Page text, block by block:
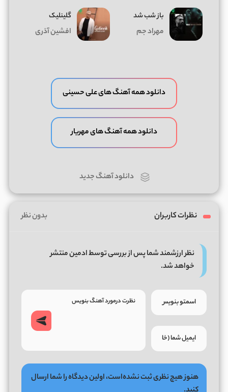
باز شب شد
مهراد جم
گلینلیک
افشین آذری
دانلود همه آهنگ های علی حسینی
دانلود همه آهنگ های مهریار
دانلود آهنگ جدید
نظرات کاربران بدون نظر
نظر ارزشمند شما پس از بررسی توسط ادمین منتشر
خواهد شد.
هنوز هیچ نظری ثبت نشده‌است، اولین دیدگاه را شما ارسال